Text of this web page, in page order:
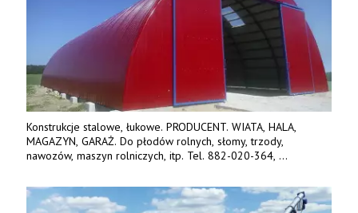
Konstrukcje stalowe, łukowe. PRODUCENT. WIATA, HALA,
MAGAZYN, GARAŻ. Do płodów rolnych, słomy, trzody,
nawozów, maszyn rolniczych, itp. Tel. 882-020-364,